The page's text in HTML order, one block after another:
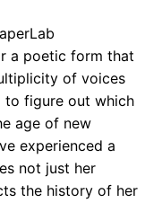
a poetic form that
of voices
to figure out which
age of new
experienced a
not just her
the history of her